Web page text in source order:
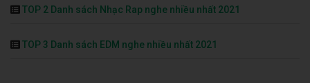
TOP 2 Danh sách Nhạc Rap nghe nhiều nhất 2021
TOP 3 Danh sách EDM nghe nhiều nhất 2021